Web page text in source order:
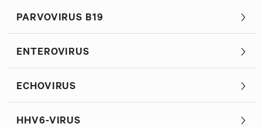
PARVOVIRUS B19
ENTEROVIRUS
ECHOVIRUS
HHV6-VIRUS